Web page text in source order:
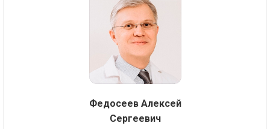
Федосеев Алексей
Сергеевич